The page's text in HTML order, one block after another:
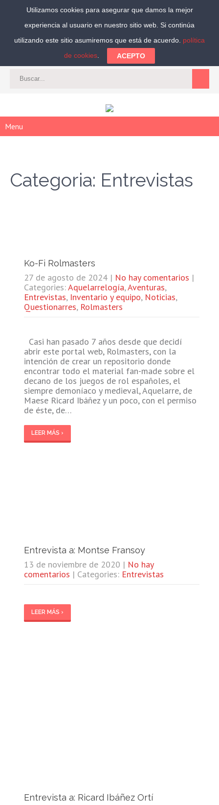
Síguenos:
CAT-ES| ACCEDER | REGISTRARSE
Menu
Categoria: Entrevistas
Ko-Fi Rolmasters
27 de agosto de 2024 | No hay comentarios |
Categories:Aquelarrelogía,Aventuras,
Entrevistas, Inventario y equipo, Noticias,
Questionarres, Rolmasters
Casi han pasado 7 años desde que decidí
abrir este portal web, Rolmasters, con la
intención de crear un repositorio donde
encontrar todo el material fan-made sobre el
decano de los juegos de rol españoles, el
siempre demoníaco y medieval, Aquelarre, de
Maese Ricard Ibáñez y un poco, con el permiso
de éste, de…
LEER MÁS ›
Entrevista a: Montse Fransoy
13 de noviembre de 2020 | No hay
comentarios | Categories: Entrevistas
LEER MÁS ›
Entrevista a: Ricard Ibáñez Ortí
Utilizamos cookies para asegurar que damos la mejor
experiencia al usuario en nuestro sitio web. Si continúa
utilizando este sitio asumiremos que está de acuerdo. política
de cookies
ACEPTO